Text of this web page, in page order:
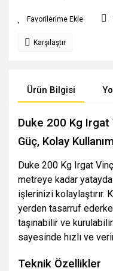
Karşılaştır
Ürün Bilgisi
Duke 200 Kg
Güç, Kolay
Duke 200 Kg Irgat
metreye kadar
işlerinizi kolaylaştırır.
yerden tasarruf
taşınabilir ve
sayesinde hızlı ve
Teknik Özellikler